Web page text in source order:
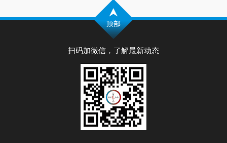
扫码加微信，了解最新动态